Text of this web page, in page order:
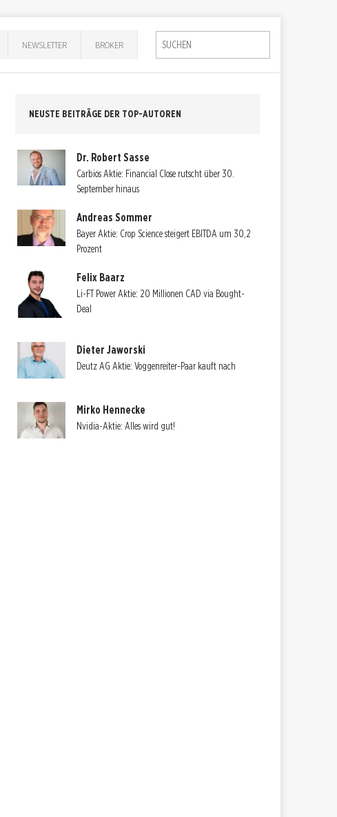
NEWSLETTER BROKER
NEUSTE BEITRÄGE DER TOP-AUTOREN
Dr. Robert Sasse
Carbios Aktie: Financial Close rutscht über 30.
September hinaus
Andreas Sommer
Bayer Aktie: Crop Science steigert EBITDA um 30,2
Prozent
Felix Baarz
Li-FT Power Aktie: 20 Millionen CAD via Bought-
Deal
Dieter Jaworski
Deutz AG Aktie: Voggenreiter-Paar kauft nach
Mirko Hennecke
Nvidia-Aktie: Alles wird gut!